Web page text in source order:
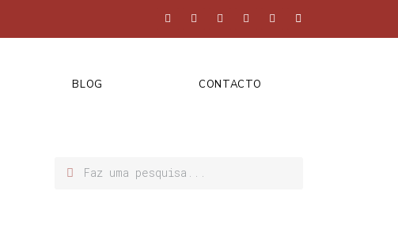
BLOG CONTACTO